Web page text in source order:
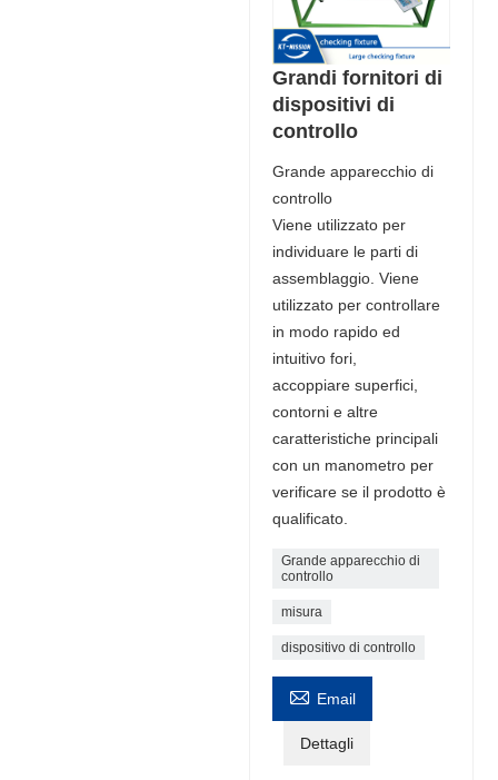
Grandi fornitori di
dispositivi di
controllo
Grande apparecchio di
controllo
Viene utilizzato per
individuare le parti di
assemblaggio. Viene
utilizzato per controllare
in modo rapido ed
intuitivo fori,
accoppiare superfici,
contorni e altre
caratteristiche principali
con un manometro per
verificare se il prodotto è
qualificato.
Grande apparecchio di
controllo
misura
dispositivo di controllo
 Email
Dettagli